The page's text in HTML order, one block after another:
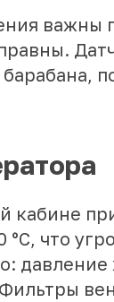
важны
кабине
°C, что